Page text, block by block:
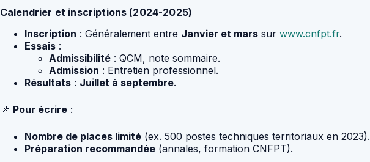
Calendrier et inscriptions (2024-2025)
Inscription : Généralement entre Janvier et mars sur www.cnfpt.fr.
Essais :
Admissibilité : QCM, note sommaire.
Admission : Entretien professionnel.
Résultats : Juillet à septembre.
📌 Pour écrire :
Nombre de places limité (ex. 500 postes techniques territoriaux en 2023).
Préparation recommandée (annales, formation CNFPT).